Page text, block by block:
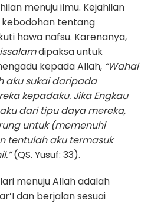
menuju ilmu. Kejahilan
tentang
hawa nafsu. Karenanya,
dipaksa untuk
kepada Allah, “Wahai
aku sukai daripada
kepadaku. Jika Engkau
dari tipu daya mereka,
untuk (memenuhi
tentulah aku termasuk
(QS. Yusuf: 33).
menuju Allah adalah
dan berjalan sesuai